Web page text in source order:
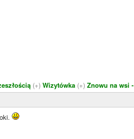
(+) Wizytówka (+) Znowu na wsi